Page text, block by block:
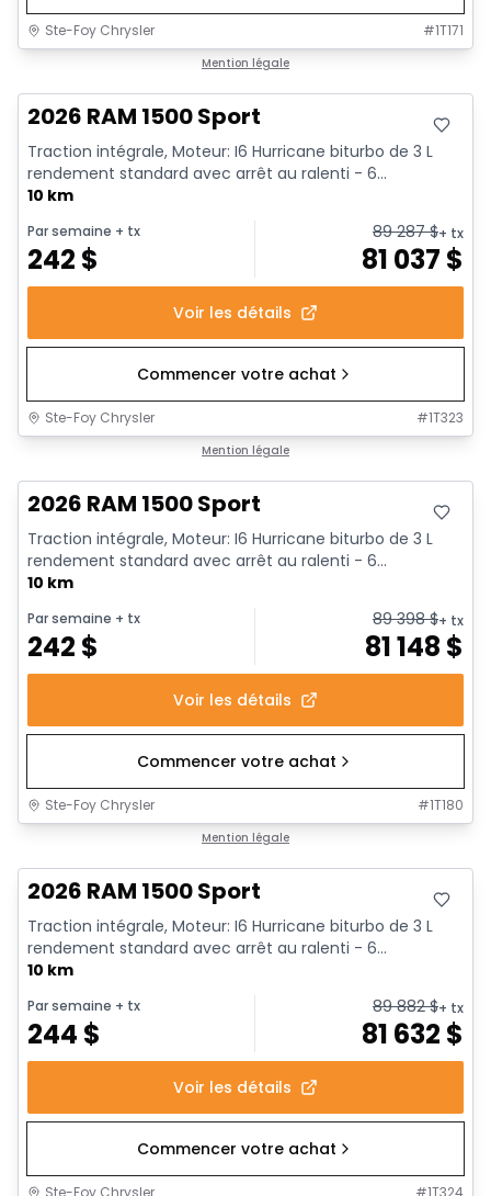
Ste-Foy Chrysler #1T171
Mention légale
2026 RAM 1500 Sport
Traction intégrale, Moteur: I6 Hurricane biturbo de 3 L
rendement standard avec arrêt au ralenti - 6...
10 km
Par semaine + tx
242 $
89 287$+ tx
81 037 $
Voir les détails
Commencer votre achat
Ste-Foy Chrysler #1T323
Mention légale
2026 RAM 1500 Sport
Traction intégrale, Moteur: I6 Hurricane biturbo de 3 L
rendement standard avec arrêt au ralenti - 6...
10 km
Par semaine + tx
242 $
89 398$+ tx
81 148 $
Voir les détails
Commencer votre achat
Ste-Foy Chrysler #1T180
Mention légale
2026 RAM 1500 Sport
Traction intégrale, Moteur: I6 Hurricane biturbo de 3 L
rendement standard avec arrêt au ralenti - 6...
10 km
Par semaine + tx
244 $
89 882$+ tx
81 632 $
Voir les détails
Commencer votre achat
Ste-Foy Chrysler #1T324